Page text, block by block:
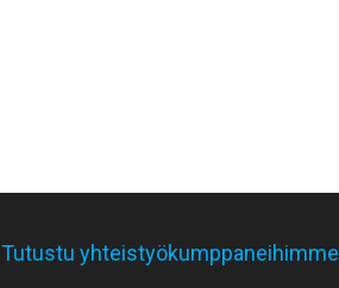
Tutustu yhteistyökumppaneihimme